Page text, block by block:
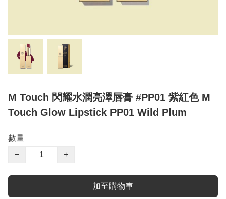
M Touch 閃耀水潤亮澤唇膏 #PP01 紫紅色 M
Touch Glow Lipstick PP01 Wild Plum
數量
−
+
加至購物車